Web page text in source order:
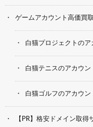
ゲームアカウント高価買取
白猫プロジェクトの
白猫テニスのアカウ
白猫ゴルフのアカウ
【PR】格安ドメイン取得